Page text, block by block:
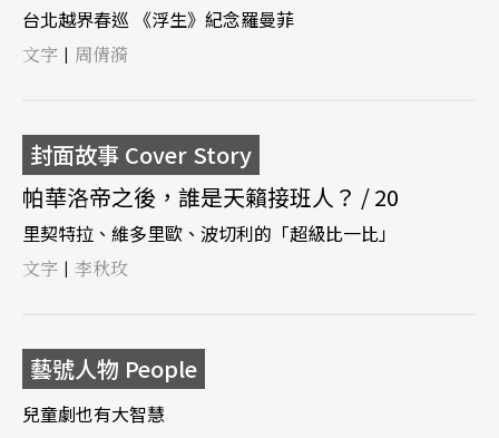
台北越界春巡 《浮生》紀念羅曼菲
文字 | 周倩漪
封面故事 Cover Story
帕華洛帝之後，誰是天籟接班人？ / 20
里契特拉、維多里歐、波切利的「超級比一比」
文字 | 李秋玫
藝號人物 People
兒童劇也有大智慧